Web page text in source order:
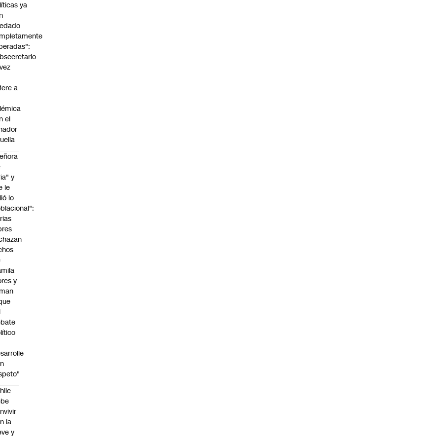
ya
a
el
y
le
lo
y
la
y